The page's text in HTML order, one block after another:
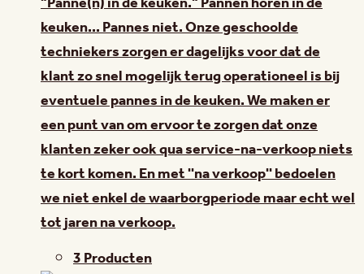
keuken... Pannes niet. Onze geschoolde
techniekers zorgen er dagelijks voor dat de
klant zo snel mogelijk terug operationeel is bij
eventuele pannes in de keuken. We maken er
een punt van om ervoor te zorgen dat onze
klanten zeker ook qua service-na-verkoop niets
te kort komen. En met ''na verkoop'' bedoelen
we niet enkel de waarborgperiode maar echt wel
tot jaren na verkoop.
3 Producten